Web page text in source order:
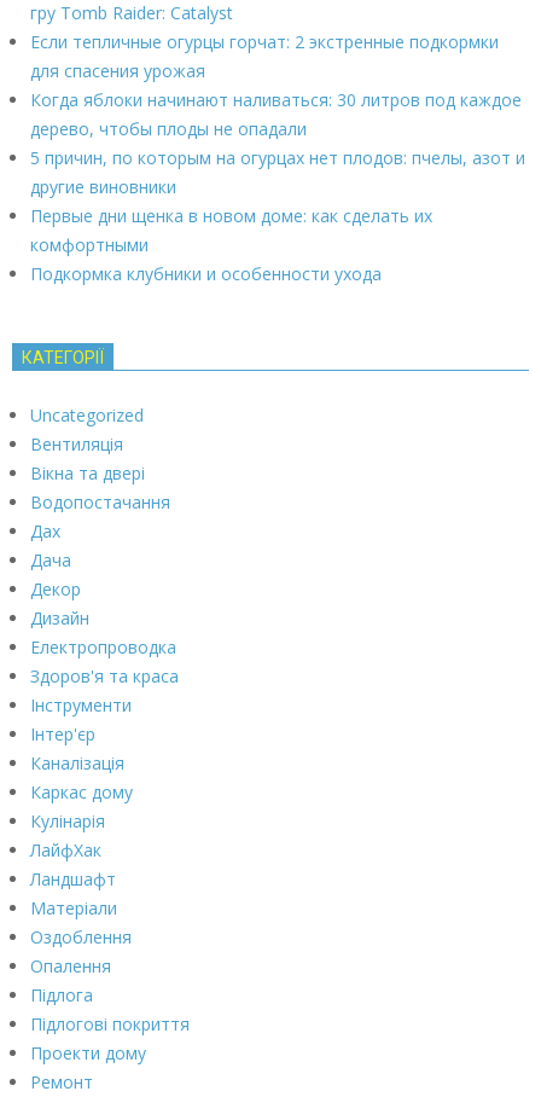
гру Tomb Raider: Catalyst
Если тепличные огурцы горчат: 2 экстренные подкормки
для спасения урожая
Когда яблоки начинают наливаться: 30 литров под каждое
дерево, чтобы плоды не опадали
5 причин, по которым на огурцах нет плодов: пчелы, азот и
другие виновники
Первые дни щенка в новом доме: как сделать их
комфортными
Подкормка клубники и особенности ухода
КАТЕГОРІЇ
Uncategorized
Вентиляція
Вікна та двері
Водопостачання
Дах
Дача
Декор
Дизайн
Електропроводка
Здоров'я та краса
Інструменти
Інтер'єр
Каналізація
Каркас дому
Кулінарія
ЛайфХак
Ландшафт
Матеріали
Оздоблення
Опалення
Підлога
Підлогові покриття
Проекти дому
Ремонт